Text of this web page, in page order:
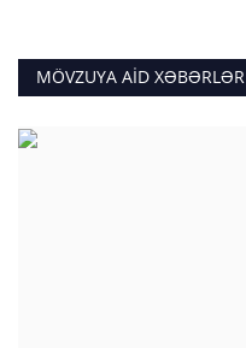
MÖVZUYA AID XƏBƏRLƏR